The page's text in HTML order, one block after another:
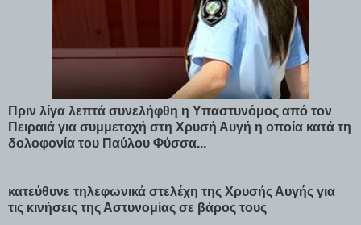
Πριν λίγα λεπτά συνελήφθη η Υπαστυνόμος από τον
Πειραιά για συμμετοχή στη Χρυσή Αυγή η οποία κατά τη
δολοφονία του Παύλου Φύσσα...
κατεύθυνε τηλεφωνικά στελέχη της Χρυσής Αυγής για
τις κινήσεις της Αστυνομίας σε βάρος τους